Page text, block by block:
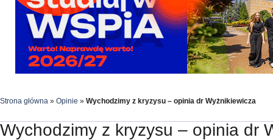
Strona główna » Opinie » Wychodzimy z kryzysu – opinia dr Wyżnikiewicza
Wychodzimy z kryzysu – opinia dr